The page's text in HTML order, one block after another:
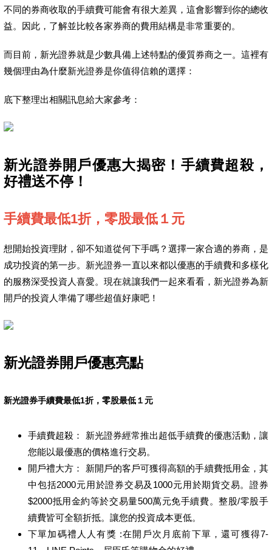
不同的券商收取的手續費可能會有很大差異，這會影響到你的總收
益。因此，了解並比較各家券商的費用結構是非常重要的。
而目前，新光證券就是少數具備上述特點的優質券商之一。這裡有
幾個理由為什麼新光證券是你值得信賴的選擇：
底下整理出相關訊息給大家參考：
新光證券開戶優惠大揭密！手續費超殺，
好禮送不停！
手續費最低1折，零股最低１元
想開始投資理財，卻不知道從何下手嗎？選擇一家合適的券商，是
成功投資的第一步。新光證券一直以來都以優惠的手續費和多樣化
的服務深受投資人喜愛。現在就讓我們一起來看看，新光證券為新
開戶的投資人準備了哪些超值好康吧！
新光證券開戶優惠亮點
新光證券手續費最低1折，零股最低１元
手續費超殺： 新光證券經常推出超低手續費的優惠活動，讓
您能以最優惠的價格進行交易。
開戶禮大方： 新開戶的客戶可獲得高額的手續費抵用金，其
中包括2000元用於證券交易及1000元用於期貨交易。證券
$2000抵用金約等於交易量500萬元免手續費。整股/零股手
續費皆可全額折抵。讓您的投資成本更低。
下單加碼禮人人有獎 :在開戶次月底前下單，還可獲得7-